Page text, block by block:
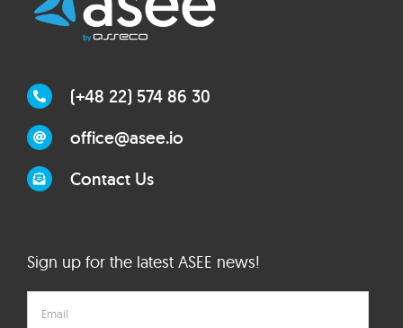
(+48 22) 574 86 30
office@asee.io
Contact Us
Sign up for the latest ASEE news!